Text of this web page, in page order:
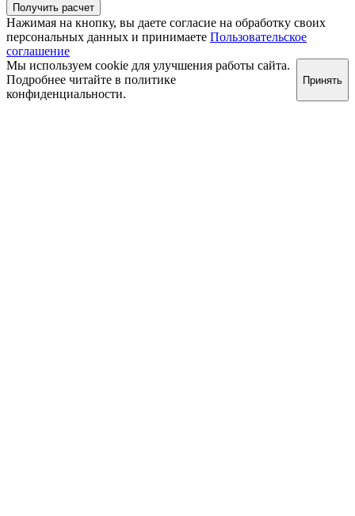
Получить расчет
Нажимая на кнопку, вы даете согласие на обработку своих
персональных данных и принимаете Пользовательское
соглашение
Мы используем cookie для улучшения работы сайта.
Подробнее читайте в политике
конфиденциальности.
Принять